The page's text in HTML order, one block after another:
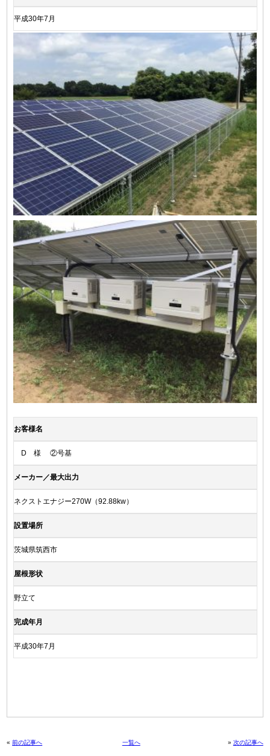
平成30年7月
お客様名
D 様 ②号基
メーカー／最大出力
ネクストエナジー270W（92.88kw）
設置場所
茨城県筑西市
屋根形状
野立て
完成年月
平成30年7月
«前の記事へ 一覧へ » 次の記事へ